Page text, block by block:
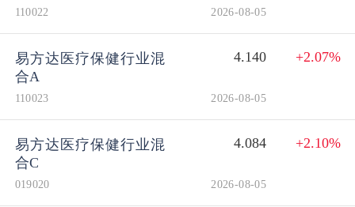
110022 2026-08-05
易方达医疗保健行业混
合A
4.140 +2.07%
110023 2026-08-05
易方达医疗保健行业混
合C
4.084 +2.10%
019020 2026-08-05